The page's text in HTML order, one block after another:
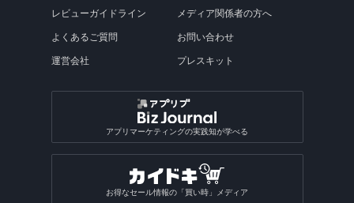
レビューガイドライン
よくあるご質問
運営会社
メディア関係者の方へ
お問い合わせ
プレスキット
アプリマーケティングの実践知が学べる
お得なセール情報の「買い時」メディア